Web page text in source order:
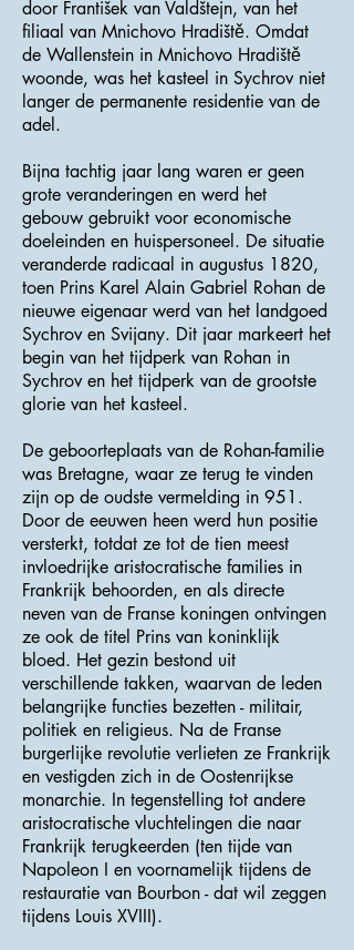
door František van Valdštejn, van het
filiaal van Mnichovo Hradiště. Omdat
de Wallenstein in Mnichovo Hradiště
woonde, was het kasteel in Sychrov niet
langer de permanente residentie van de
adel.
Bijna tachtig jaar lang waren er geen
grote veranderingen en werd het
gebouw gebruikt voor economische
doeleinden en huispersoneel. De situatie
veranderde radicaal in augustus 1820,
toen Prins Karel Alain Gabriel Rohan de
nieuwe eigenaar werd van het landgoed
Sychrov en Svijany. Dit jaar markeert het
begin van het tijdperk van Rohan in
Sychrov en het tijdperk van de grootste
glorie van het kasteel.
De geboorteplaats van de Rohan-familie
was Bretagne, waar ze terug te vinden
zijn op de oudste vermelding in 951.
Door de eeuwen heen werd hun positie
versterkt, totdat ze tot de tien meest
invloedrijke aristocratische families in
Frankrijk behoorden, en als directe
neven van de Franse koningen ontvingen
ze ook de titel Prins van koninklijk
bloed. Het gezin bestond uit
verschillende takken, waarvan de leden
belangrijke functies bezetten - militair,
politiek en religieus. Na de Franse
burgerlijke revolutie verlieten ze Frankrijk
en vestigden zich in de Oostenrijkse
monarchie. In tegenstelling tot andere
aristocratische vluchtelingen die naar
Frankrijk terugkeerden (ten tijde van
Napoleon I en voornamelijk tijdens de
restauratie van Bourbon - dat wil zeggen
tijdens Louis XVIII).